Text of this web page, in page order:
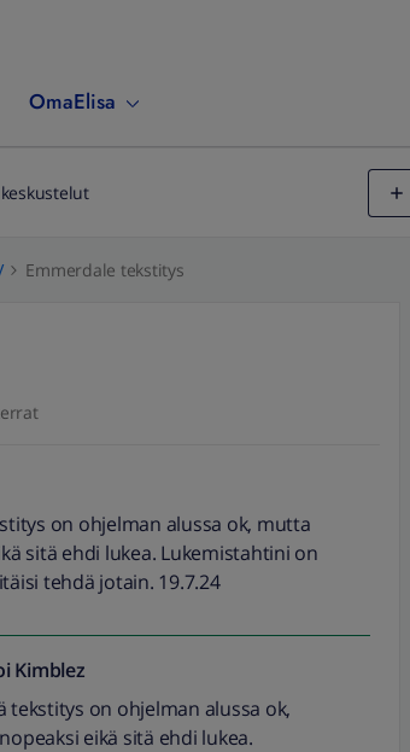
OmaElisa
Emmerdale tekstitys
on ohjelman alussa ok, mutta
sitä ehdi lukea. Lukemistahtini on
tehdä jotain. 19.7.24
Kimblez
tekstitys on ohjelman alussa ok,
eikä sitä ehdi lukea.